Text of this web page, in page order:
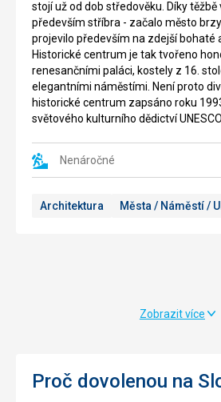
stojí už od dob středověku. Díky
především stříbra - začalo město
projevilo především na zdejší bohaté
Historické centrum je tak tvořeno
renesančními paláci, kostely z 16.
elegantními náměstími. Není proto
historické centrum zapsáno roku
světového kulturního dědictví
Nenáročné
Architektura Města / Náměstí /
délkou
mezi
vůbec
největší
jeskyně
Evropě.
unikátnost
elektricky
svou
nevelkou
rozlohou
341
2
bývají
označovány
velehory
Zobrazit více
Proč dovolenou na